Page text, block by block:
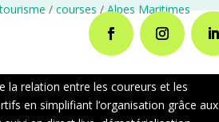
/courses/Alpes Maritimes
la relation entre les coureurs et les
en simplifiant l’organisation grâce aux